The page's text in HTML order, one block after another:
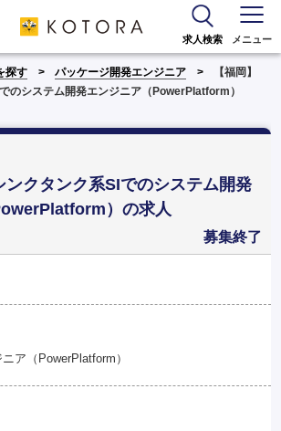
求人検索 メニュー
探す パッケージ開発エンジニア
【福岡】
のシステム開発エンジニア（PowerPlatform）
ンクタンク系SIでのシステム開発
）の求人
募集終了
ア（PowerPlatform）